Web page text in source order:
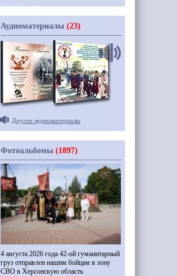
Аудиоматериалы (23)
Другие аудиоматериалы
Фотоальбомы (1897)
4 августа 2026 года 42-ой гуманитарный
груз отправлен нашим бойцам в зону
СВО в Херсонскую область